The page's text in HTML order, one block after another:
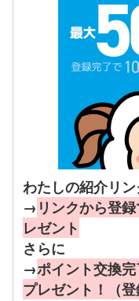
わたしの紹介リ
→ リンクから登
レゼント
さらに
→ポイント交換
プレゼント！（登